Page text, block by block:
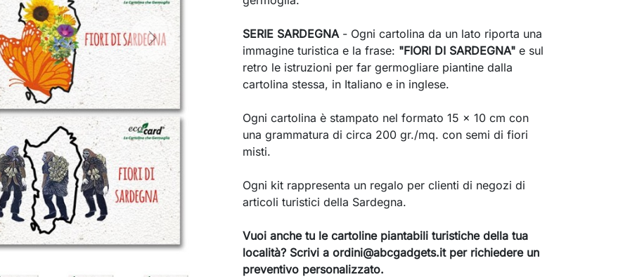
Next
SERIE SARDEGNA - Ogni cartolina da un lato riporta una
immagine turistica e la frase: "FIORI DI SARDEGNA" e sul
retro le istruzioni per far germogliare piantine dalla
cartolina stessa, in Italiano e in inglese.
Ogni cartolina è stampato nel formato 15 x 10 cm con
una grammatura di circa 200 gr./mq. con semi di fiori
misti.
Ogni kit rappresenta un regalo per clienti di negozi di
articoli turistici della Sardegna.
Vuoi anche tu le cartoline piantabili turistiche della tua
località? Scrivi a ordini@abcgadgets.it per richiedere un
preventivo personalizzato.